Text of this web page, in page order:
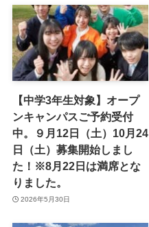
【中学3年生対象】オープ
ンキャンパスご予約受付
中。９月12日（土）10月24
日（土）募集開始しまし
た！※8月22日は満席とな
りました。
2026年5月30日